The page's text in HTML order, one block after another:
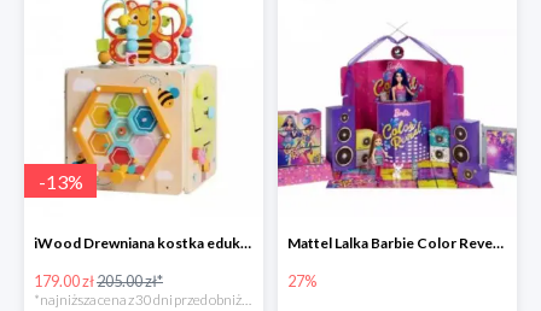
-13%
iWood Drewniana kostka edukacyjna przeplatanka Pszczółka
179.00 zł205.00 zł*
*najniższa cena z 30 dni przed obniżką
Mattel Lalka Barbie Color Reveal Impreza Duży zestaw -27%
27%